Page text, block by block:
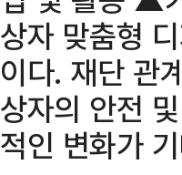
상자 맞춤형
이다. 재단 관
상자의 안전
적인 변화가